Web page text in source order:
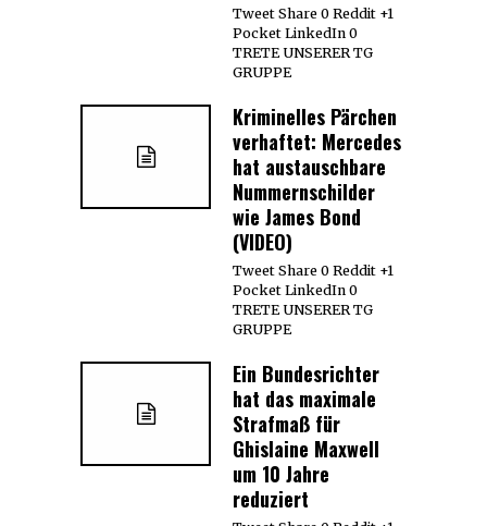
Tweet Share 0 Reddit +1
Pocket LinkedIn 0
TRETE UNSERER TG
GRUPPE
Kriminelles Pärchen
verhaftet: Mercedes
hat austauschbare
Nummernschilder
wie James Bond
(VIDEO)
Tweet Share 0 Reddit +1
Pocket LinkedIn 0
TRETE UNSERER TG
GRUPPE
Ein Bundesrichter
hat das maximale
Strafmaß für
Ghislaine Maxwell
um 10 Jahre
reduziert